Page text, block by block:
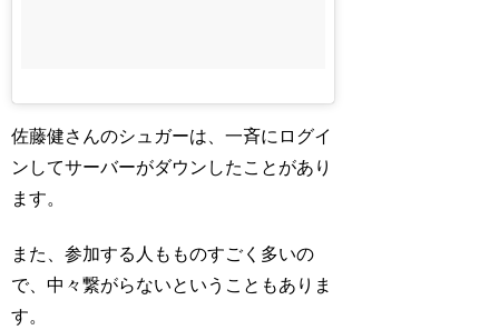
佐藤健さんのシュガーは、一斉にログイ
ンしてサーバーがダウンしたことがあり
ます。
また、参加する人もものすごく多いの
で、中々繋がらないということもありま
す。